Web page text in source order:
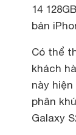
14
bản
Có thể
khách
này
phân
Galaxy